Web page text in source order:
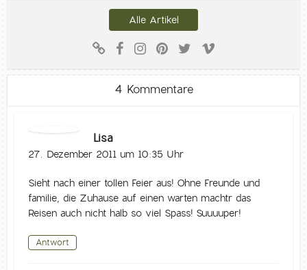
Alle Artikel
4 Kommentare
Lisa
27. Dezember 2011 um 10:35 Uhr
Sieht nach einer tollen Feier aus! Ohne Freunde und
familie, die Zuhause auf einen warten machtr das
Reisen auch nicht halb so viel Spass! Suuuuper!
Antwort